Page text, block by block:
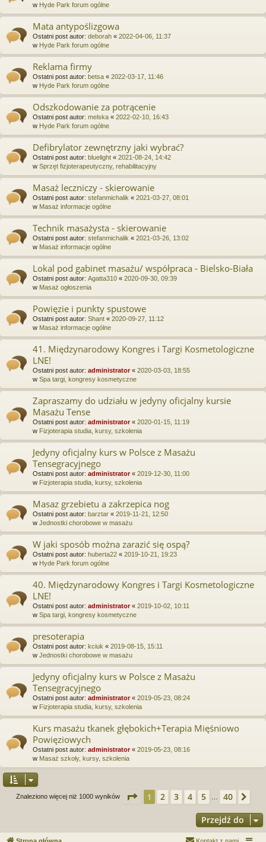
w Hyde Park forum ogólne
Mata antypoślizgowa
Ostatni post autor: deborah « 2022-04-06, 11:37
w Hyde Park forum ogólne
Reklama firmy
Ostatni post autor: betsa « 2022-03-17, 11:46
w Hyde Park forum ogólne
Odszkodowanie za potrącenie
Ostatni post autor: melska « 2022-02-10, 16:43
w Hyde Park forum ogólne
Defibrylator zewnętrzny jaki wybrać?
Ostatni post autor: bluelight « 2021-08-24, 14:42
w Sprzęt fizjoterapeutyczny, rehabilitacyjny
Masaż leczniczy - skierowanie
Ostatni post autor: stefanmichalik « 2021-03-27, 08:01
w Masaż informacje ogólne
Technik masażysta - skierowanie
Ostatni post autor: stefanmichalik « 2021-03-26, 13:02
w Masaż informacje ogólne
Lokal pod gabinet masażu/ współpraca - Bielsko-Biała
Ostatni post autor: Agatta310 « 2020-09-30, 09:39
w Masaż ogłoszenia
Powięzie i punkty spustowe
Ostatni post autor: Shant « 2020-09-27, 11:12
w Masaż informacje ogólne
41. Międzynarodowy Kongres i Targi Kosmetologiczne
LNE!
Ostatni post autor: administrator« 2020-03-03, 18:55
w Spa targi, kongresy kosmetyczne
Zapraszamy do udziału w jedyny oficjalny kursie
Masażu Tense
Ostatni post autor: administrator« 2020-01-15, 11:19
w Fizjoterapia studia, kursy, szkolenia
Jedyny oficjalny kurs w Polsce z Masażu
Tensegracyjnego
Ostatni post autor: administrator« 2019-12-30, 11:00
w Fizjoterapia studia, kursy, szkolenia
Masaz grzebietu a zakrzepica nog
Ostatni post autor: barztar « 2019-11-21, 12:50
w Jednostki chorobowe w masażu
W jaki sposób można zarazić się ospą?
Ostatni post autor: huberta22 « 2019-10-21, 19:23
w Hyde Park forum ogólne
40. Międzynarodowy Kongres i Targi Kosmetologiczne
LNE!
Ostatni post autor: administrator« 2019-10-02, 10:11
w Spa targi, kongresy kosmetyczne
presoterapia
Ostatni post autor: kciuk « 2019-08-15, 15:11
w Jednostki chorobowe w masażu
Jedyny oficjalny kurs w Polsce z Masażu
Tensegracyjnego
Ostatni post autor: administrator« 2019-05-23, 08:24
w Fizjoterapia studia, kursy, szkolenia
Kurs masażu tkanek głębokich+Terapia Mięśniowo
Powięziowych
Ostatni post autor: administrator« 2019-05-23, 08:16
w Masaż szkoły, kursy, szkolenia
Znaleziono więcej niż 1000 wyników Strona z 40
1 2 3 4 5 40
Przejdź do